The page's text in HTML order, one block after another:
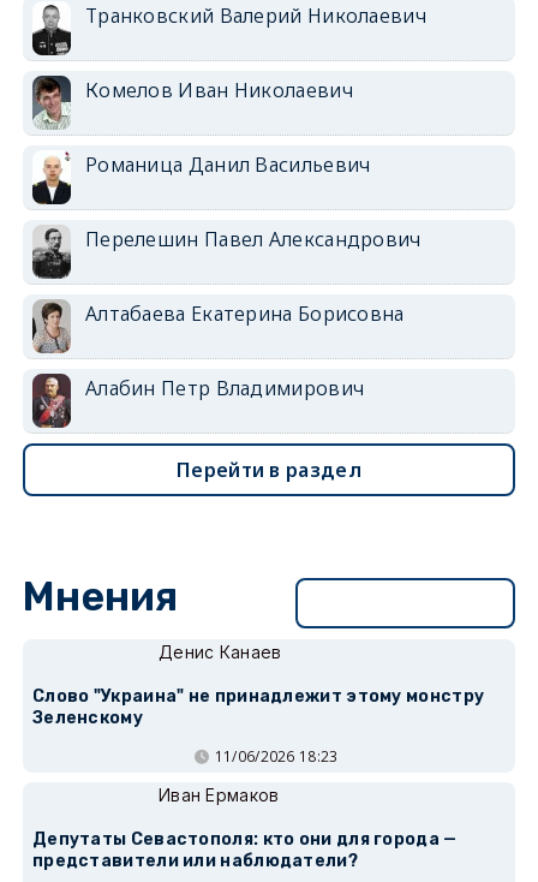
Транковский Валерий Николаевич
Комелов Иван Николаевич
Романица Данил Васильевич
Перелешин Павел Александрович
Алтабаева Екатерина Борисовна
Алабин Петр Владимирович
Перейти в раздел
Мнения
Денис Канаев
Слово "Украина" не принадлежит этому монстру
Зеленскому
11/06/2026 18:23
Иван Ермаков
Депутаты Севастополя: кто они для города —
представители или наблюдатели?